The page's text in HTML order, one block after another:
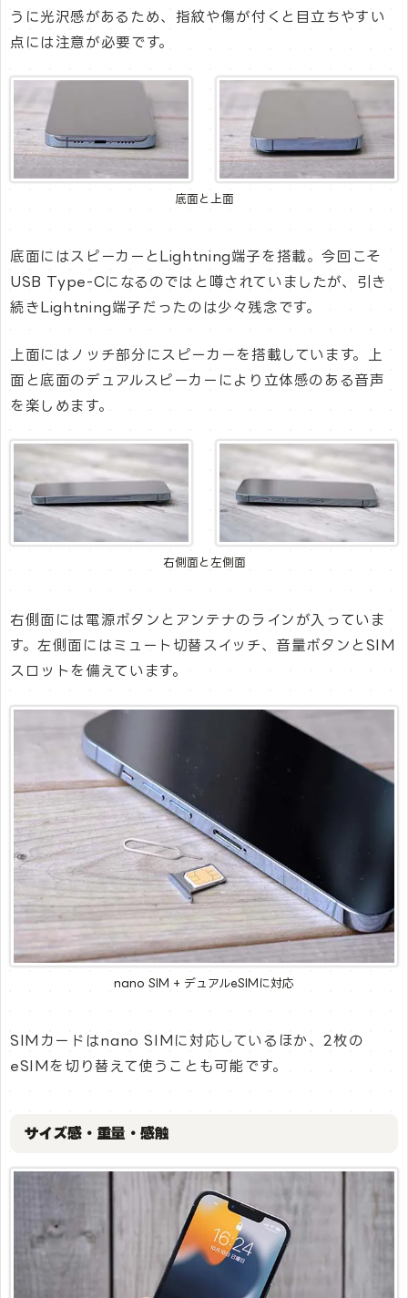
うに光沢感があるため、指紋や傷が付くと目立ちやすい
点には注意が必要です。
底面と上面
底面にはスピーカーとLightning端子を搭載。今回こそ
USB Type-Cになるのではと噂されていましたが、引き
続きLightning端子だったのは少々残念です。
上面にはノッチ部分にスピーカーを搭載しています。上
面と底面のデュアルスピーカーにより立体感のある音声
を楽しめます。
右側面と左側面
右側面には電源ボタンとアンテナのラインが入っていま
す。左側面にはミュート切替スイッチ、音量ボタンとSIM
スロットを備えています。
nano SIM + デュアルeSIMに対応
SIMカードはnano SIMに対応しているほか、2枚の
eSIMを切り替えて使うことも可能です。
サイズ感・重量・感触